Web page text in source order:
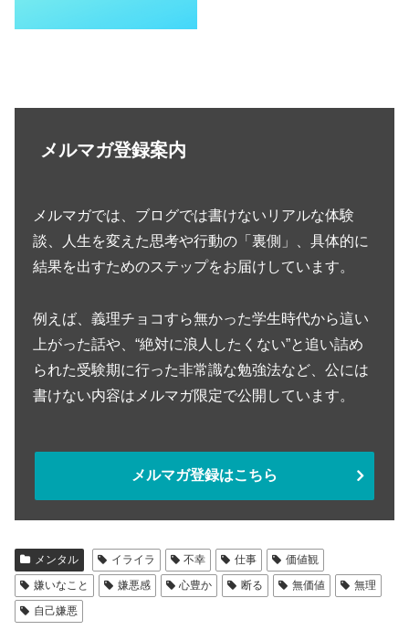
メルマガ登録案内
メルマガでは、ブログでは書けないリアルな体験
談、人生を変えた思考や行動の「裏側」、具体的に
結果を出すためのステップをお届けしています。
例えば、義理チョコすら無かった学生時代から這い
上がった話や、“絶対に浪人したくない”と追い詰め
られた受験期に行った非常識な勉強法など、公には
書けない内容はメルマガ限定で公開しています。
メルマガ登録はこちら
メンタル イライラ 不幸 仕事
価値観
嫌いなこと
嫌悪感 心豊か 断る 無価値
無理
自己嫌悪